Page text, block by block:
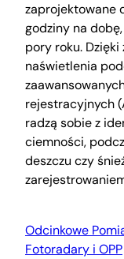
zaprojektowane
godziny na
pory roku.
naświetlenia
rejestracyjnych
radzą sobie z
ciemności,
deszczu czy
Odcinkowe
Fotoradary i OPP